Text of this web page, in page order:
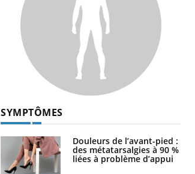
SYMPTÔMES
Douleurs de l’avant-pied :
des métatarsalgies à 90 %
liées à problème d’appui